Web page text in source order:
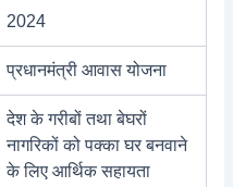
2024
प्रधानमंत्री आवास योजना
देश के गरीबों तथा बेघरों
नागरिकों को पक्का घर बनवाने
के लिए आर्थिक सहायता